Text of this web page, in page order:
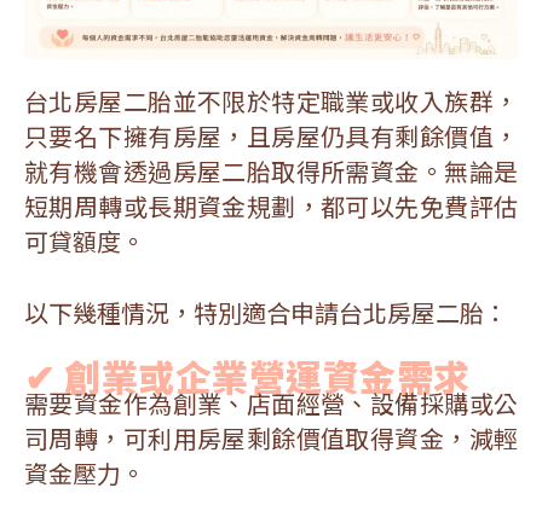
台北房屋二胎並不限於特定職業或收入族群，
只要名下擁有房屋，且房屋仍具有剩餘價值，
就有機會透過房屋二胎取得所需資金。無論是
短期周轉或長期資金規劃，都可以先免費評估
可貸額度。
以下幾種情況，特別適合申請台北房屋二胎：
✔ 創業或企業營運資金需求
需要資金作為創業、店面經營、設備採購或公
司周轉，可利用房屋剩餘價值取得資金，減輕
資金壓力。